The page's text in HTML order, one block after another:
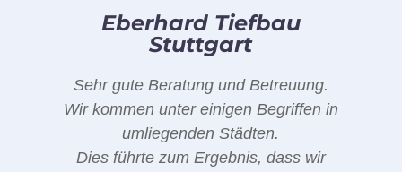
Eberhard Tiefbau
Stuttgart
Sehr gute Beratung und Betreuung.
Wir kommen unter einigen Begriffen in
umliegenden Städten.
Dies führte zum Ergebnis, dass wir